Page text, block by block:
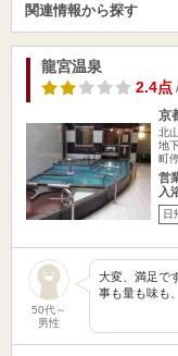
関連情報から探す
龍宮温泉
2.4点/
京
北
地
町
営
入
日
50代～
男性
大変、満足で
事も量も味も